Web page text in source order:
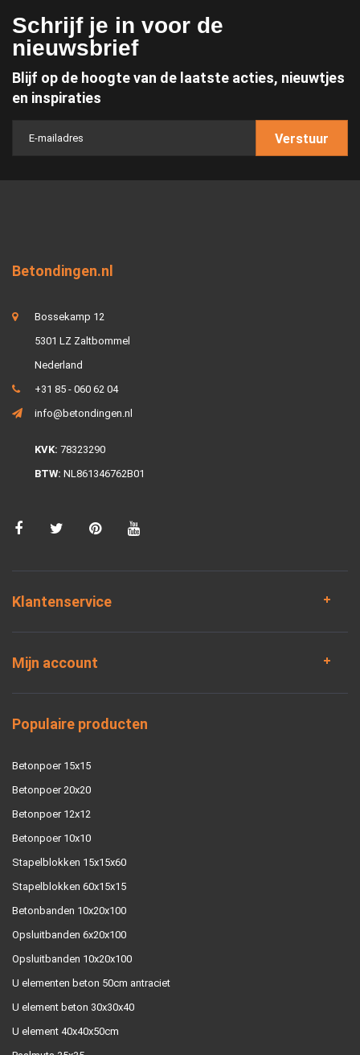
Schrijf je in voor de
nieuwsbrief
Blijf op de hoogte van de laatste acties, nieuwtjes
en inspiraties
Verstuur
Betondingen.nl
Bossekamp 12
5301 LZ Zaltbommel
Nederland
+31 85 - 060 62 04
info@betondingen.nl
KVK: 78323290
BTW: NL861346762B01
Klantenservice
Mijn account
Populaire producten
Betonpoer 15x15
Betonpoer 20x20
Betonpoer 12x12
Betonpoer 10x10
Stapelblokken 15x15x60
Stapelblokken 60x15x15
Betonbanden 10x20x100
Opsluitbanden 6x20x100
Opsluitbanden 10x20x100
U elementen beton 50cm antraciet
U element beton 30x30x40
U element 40x40x50cm